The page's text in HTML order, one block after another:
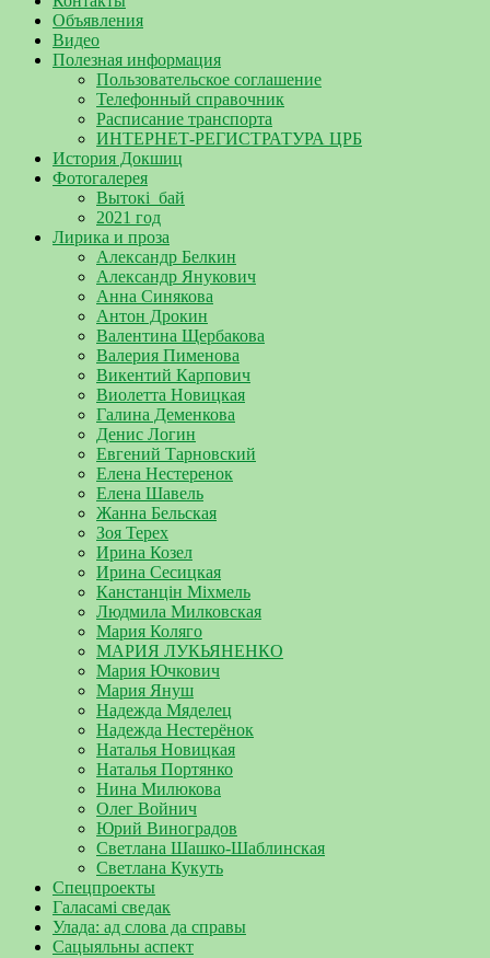
Объявления
Видео
Полезная информация
Пользовательское соглашение
Телефонный справочник
Расписание транспорта
ИНТЕРНЕТ-РЕГИСТРАТУРА ЦРБ
История Докшиц
Фотогалерея
Вытокі_бай
2021 год
Лирика и проза
Александр Белкин
Александр Янукович
Анна Синякова
Антон Дрокин
Валентина Щербакова
Валерия Пименова
Викентий Карпович
Виолетта Новицкая
Галина Деменкова
Денис Логин
Евгений Тарновский
Елена Нестеренок
Елена Шавель
Жанна Бельская
Зоя Терех
Ирина Козел
Ирина Сесицкая
Канстанцін Міхмель
Людмила Милковская
Мария Коляго
МАРИЯ ЛУКЬЯНЕНКО
Мария Ючкович
Мария Януш
Надежда Мяделец
Надежда Нестерёнок
Наталья Новицкая
Наталья Портянко
Нина Милюкова
Олег Войнич
Юрий Виноградов
Светлана Шашко-Шаблинская
Светлана Кукуть
Спецпроекты
Галасамі сведак
Улада: ад слова да справы
Сацыяльны аспект